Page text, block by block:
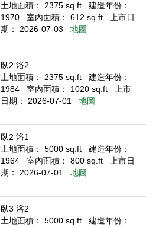
土地面積： 2375 sq.ft
建造年份：
1970
室內面積： 612 sq.ft
上市日
期： 2026-07-03
地圖
臥2 浴2
土地面積： 2375 sq.ft
建造年份：
1984
室內面積： 1020 sq.ft
上市
日期： 2026-07-01
地圖
臥2 浴1
土地面積： 5000 sq.ft
建造年份：
1964
室內面積： 800 sq.ft
上市日
期： 2026-07-01
地圖
臥3 浴2
土地面積： 5000 sq.ft
建造年份：